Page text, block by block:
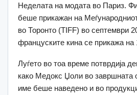
Неделата на модата во Париз.
беше прикажан на
во Торонто (TIFF) во септември
француските кина се прикажа на
Луѓето во тоа време потврдија
како Медокс Џоли во завршната
име беше наведено и во